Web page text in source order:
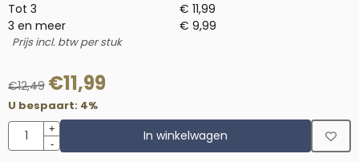
Tot 3 € 11,99
3 en meer
€ 9,99
Prijs incl. btw per stuk
€12,49 €11,99
U bespaart: 4%
Aantal
+
-
In winkelwagen